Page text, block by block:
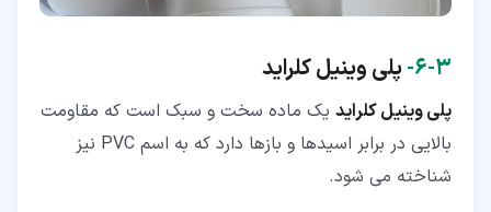
۳‏-‏۶‏- پلی وینیل کلراید
پلی وینیل کلراید یک ماده سخت و سبک است که مقاومت
بالایی در برابر اسیدها و بازها دارد که به اسم PVC نیز
شناخته می شود.